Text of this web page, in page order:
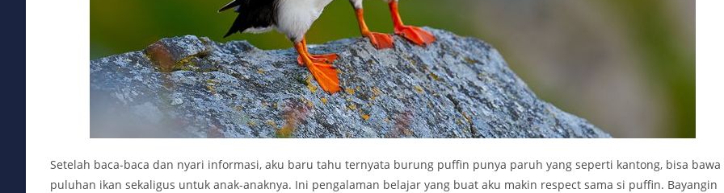
Setelah baca-baca dan nyari informasi, aku baru tahu ternyata burung puffin punya paruh yang seperti kantong, bisa bawa
puluhan ikan sekaligus untuk anak-anaknya. Ini pengalaman belajar yang buat aku makin respect sama si puffin. Bayangin